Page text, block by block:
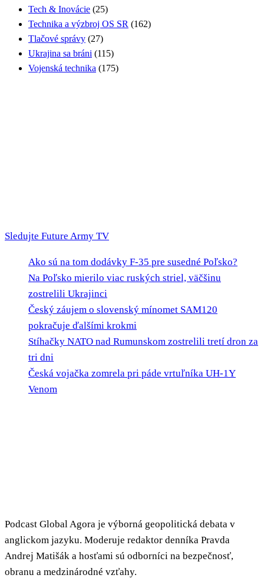
Tech & Inovácie (25)
Technika a výzbroj OS SR (162)
Tlačové správy (27)
Ukrajina sa bráni (115)
Vojenská technika (175)
Sledujte Future Army TV
Ako sú na tom dodávky F-35 pre susedné Poľsko?
Na Poľsko mierilo viac ruských striel, väčšinu
zostrelili Ukrajinci
Český záujem o slovenský mínomet SAM120
pokračuje ďalšími krokmi
Stíhačky NATO nad Rumunskom zostrelili tretí dron za
tri dni
Česká vojačka zomrela pri páde vrtuľníka UH-1Y
Venom
Podcast Global Agora je výborná geopolitická debata v
anglickom jazyku. Moderuje redaktor denníka Pravda
Andrej Matišák a hosťami sú odborníci na bezpečnosť,
obranu a medzinárodné vzťahy.